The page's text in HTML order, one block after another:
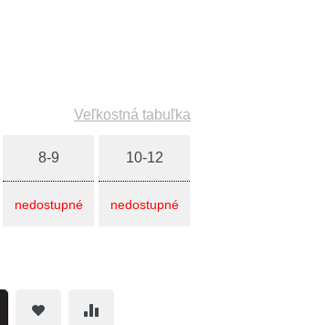
Veľkostná tabuľka
8-9
nedostupné
10-12
nedostupné